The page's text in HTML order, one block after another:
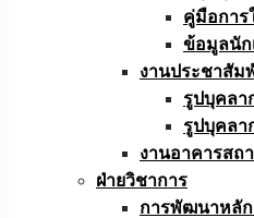
คู่มือการ
ข้อมูลนัก
งานประชาสัม
รูปบุคลา
รูปบุคลา
งานอาคารสถ
ฝ่ายวิชาการ
การพัฒนาหลัก